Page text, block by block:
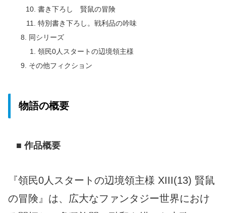
書き下ろし 賢鼠の冒険
特別書き下ろし。戦利品の吟味
同シリーズ
領民0人スタートの辺境領主様
その他フィクション
物語の概要
■ 作品概要
『領民0人スタートの辺境領主様 XIII(13) 賢鼠
の冒険』は、広大なファンタジー世界におけ